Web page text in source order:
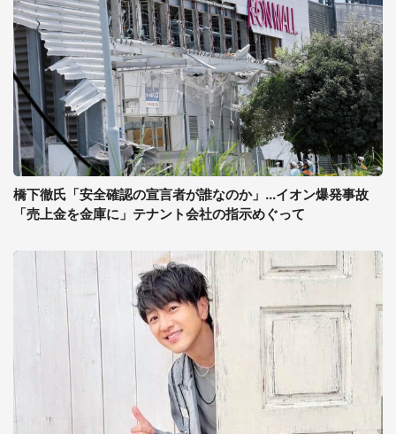
橋下徹氏「安全確認の宣言者が誰なのか」...イオン爆発事故
「売上金を金庫に」テナント会社の指示めぐって